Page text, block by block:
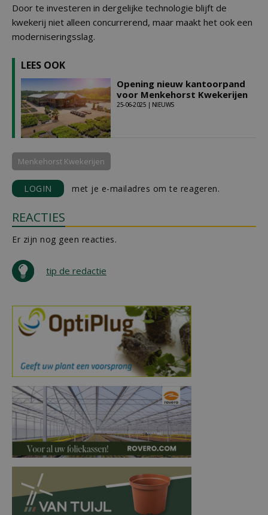
Door te investeren in dergelijke technologie blijft de
kwekerij niet alleen concurrerend, maar maakt het ook een
moderniseringsslag.
LEES OOK
Opening nieuw kantoorpand
voor Menkehorst Kwekerijen
25-06-2025 | NIEUWS
Menkehorst Kwekerijen
LOGIN met je e-mailadres om te reageren.
REACTIES
Er zijn nog geen reacties.
tip de redactie